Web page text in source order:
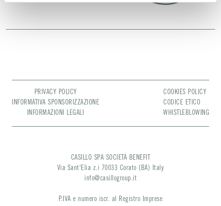
PRIVACY POLICY
INFORMATIVA SPONSORIZZAZIONE
INFORMAZIONI LEGALI
COOKIES POLICY
CODICE ETICO
WHISTLEBLOWING
CASILLO SPA SOCIETÀ BENEFIT
Via Sant'Elia z.i 70033 Corato (BA) Italy
info@casillogroup.it
P.IVA e numero iscr. al Registro Imprese